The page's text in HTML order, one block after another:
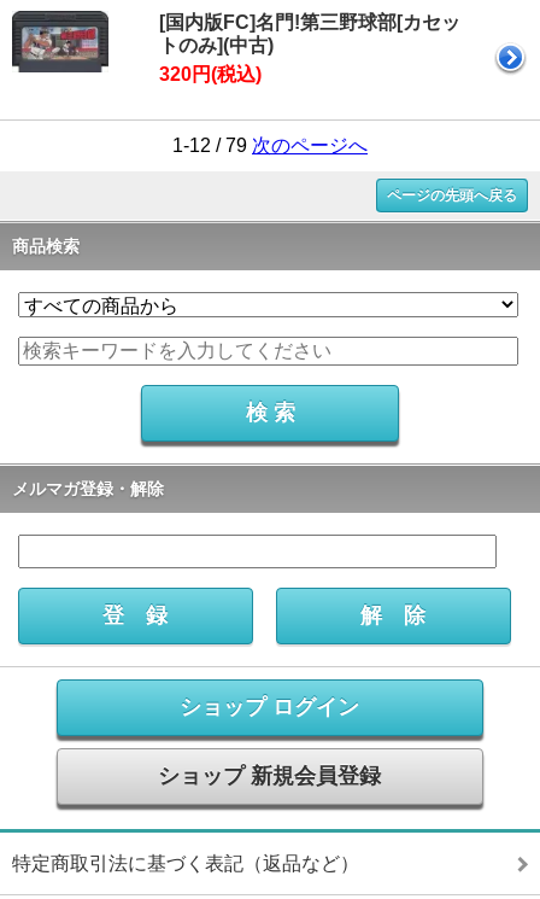
[国内版FC]名門!第三野球部[カセッ
トのみ](中古)
320円(税込)
1-12 / 79 次のページへ
ページの先頭へ戻る
商品検索
メルマガ登録・解除
ショップ ログイン
ショップ 新規会員登録
特定商取引法に基づく表記（返品など）